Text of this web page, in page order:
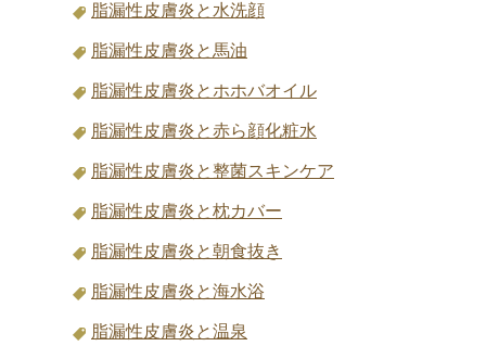
脂漏性皮膚炎と水洗顔
脂漏性皮膚炎と馬油
脂漏性皮膚炎とホホバオイル
脂漏性皮膚炎と赤ら顔化粧水
脂漏性皮膚炎と整菌スキンケア
脂漏性皮膚炎と枕カバー
脂漏性皮膚炎と朝食抜き
脂漏性皮膚炎と海水浴
脂漏性皮膚炎と温泉